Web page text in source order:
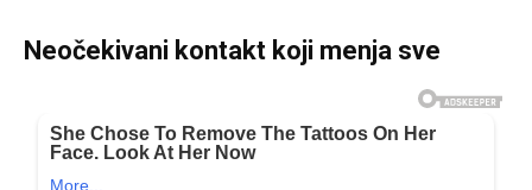
Neočekivani kontakt koji menja sve